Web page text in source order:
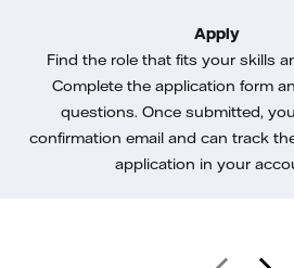
Apply
Find the role that fits your skills
Complete the application form
questions. Once submitted,
confirmation email and can track
application in your